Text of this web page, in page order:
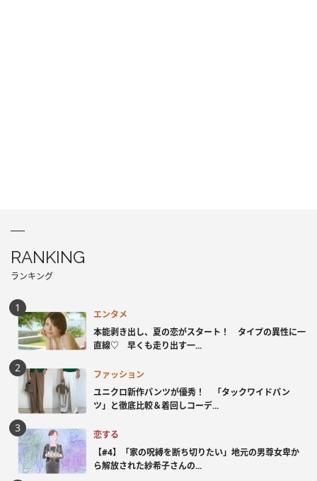
RANKING
ランキング
エンタメ
本能剥き出し、夏の恋がスタート！ タイプの異性に一
直線♡ 早くも走り出す一...
ファッション
ユニクロ新作パンツが優秀！ 「タックワイドパン
ツ」と徹底比較＆着回しコーデ...
恋する
【#4】「家の呪縛を断ち切りたい」地元の男尊女卑か
ら解放された紗希子さんの...